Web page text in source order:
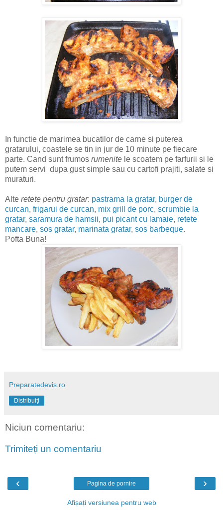
In functie de marimea bucatilor de carne si puterea
gratarului, coastele se tin in jur de 10 minute pe fiecare
parte. Cand sunt frumos rumenite le scoatem pe farfurii si le
putem servi dupa gust simple sau cu cartofi prajiti, salate si
muraturi.
Alte retete pentru gratar: pastrama la gratar, burger de
curcan, frigarui de curcan, mix grill de porc, scrumbie la
gratar, saramura de hamsii, pui picant cu lamaie, retete
mancare, sos gratar, marinata gratar, sos barbeque.
Pofta Buna!
Preparatedevis.ro
Distribuiți
Niciun comentariu:
Trimiteți un comentariu
‹ ›
Pagina de pornire
Afișați versiunea pentru web